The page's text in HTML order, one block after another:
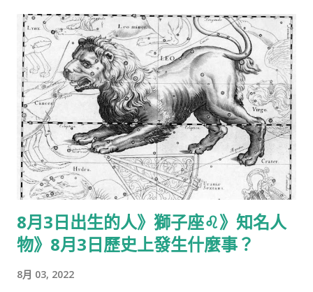
徐榮，香港演員 1975年：莎莉·賽隆，南非女演員 1975年：張善
為，台灣演員 1977年：杜俊瑋，台灣歌手 1977年：林若亞，台灣
演員 1977年：迪雅·汗，挪威導演 1978年：楊思琦，香港演員
1978年：吳建豪，台灣男歌手、演員，男子組合F4成員 1979
年：笹田貴之，日本聲優 1979年：金在德，韓國男子偶像團體水
晶男孩成員 1984年：許瑋甯，台灣女演員、模特兒 1986年：五
十嵐隼士，日本演員 1986年：梁頌恆，青年新政召集人、前香港
立法會議員 1988年：袁曉超，中國男子武術運動員 1991年：麥
可·楚奧特，美國棒球選手 1992年：張基龍，韓國男演員、模特兒
1996年：路雲，韓國男子偶像團體SF9成員 1999年：希德妮·麥克
勞林，美國跨欄和短跑運動員 水野十子：日本漫畫家、插畫家
（出生年不詳） 8月7日 逝世的知名人物： 1661年：金聖歎，清
瑞典化學家，現代化學命名體系建立者（生於1779年） 1900年：
8月3日出生的人》獅子座♌️》知名人
物》8月3日歷史上發生什麼事？
8月 03, 2022